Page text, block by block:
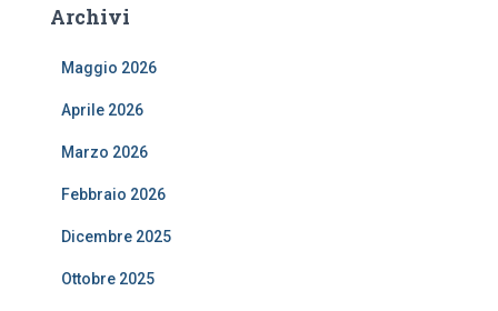
Archivi
Maggio 2026
Aprile 2026
Marzo 2026
Febbraio 2026
Dicembre 2025
Ottobre 2025